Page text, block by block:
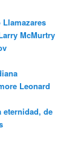
McMurtry
Leonard
eternidad, de